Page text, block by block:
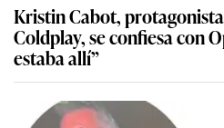
Kristin Cabot, protagonista
Coldplay, se confiesa con
estaba allí”